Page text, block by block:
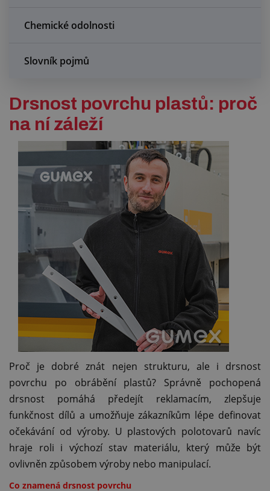
Chemické odolnosti
Slovník pojmů
Drsnost povrchu plastů: proč
na ní záleží
Proč je dobré znát nejen strukturu, ale i drsnost
povrchu po obrábění plastů? Správně pochopená
drsnost pomáhá předejít reklamacím, zlepšuje
funkčnost dílů a umožňuje zákazníkům lépe definovat
očekávání od výroby. U plastových polotovarů navíc
hraje roli i výchozí stav materiálu, který může být
ovlivněn způsobem výroby nebo manipulací.
Co znamená drsnost povrchu